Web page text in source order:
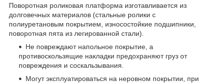
Поворотная роликовая платформа изготавливается из
долговечных материалов (стальные ролики с
полиуретановым покрытием, износостойкие подшипники,
поворотная пята из легированной стали).
Не повреждают напольное покрытие, а
противоскользящие накладки предохраняют груз от
повреждения и соскальзывания.
Могут эксплуатироваться на неровном покрытии, при